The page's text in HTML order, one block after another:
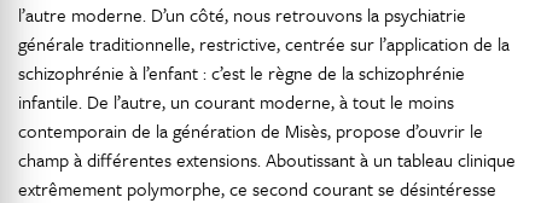
l’autre moderne. D’un côté, nous retrouvons la psychiatrie
générale traditionnelle, restrictive, centrée sur l’application de la
schizophrénie à l’enfant : c’est le règne de la schizophrénie
infantile. De l’autre, un courant moderne, à tout le moins
contemporain de la génération de Misès, propose d’ouvrir le
champ à différentes extensions. Aboutissant à un tableau clinique
extrêmement polymorphe, ce second courant se désintéresse